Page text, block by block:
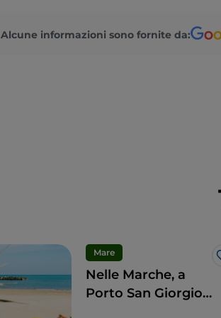
Alcune informazioni sono fornite da:
Mare
Nelle Marche, a
Porto San Giorgio